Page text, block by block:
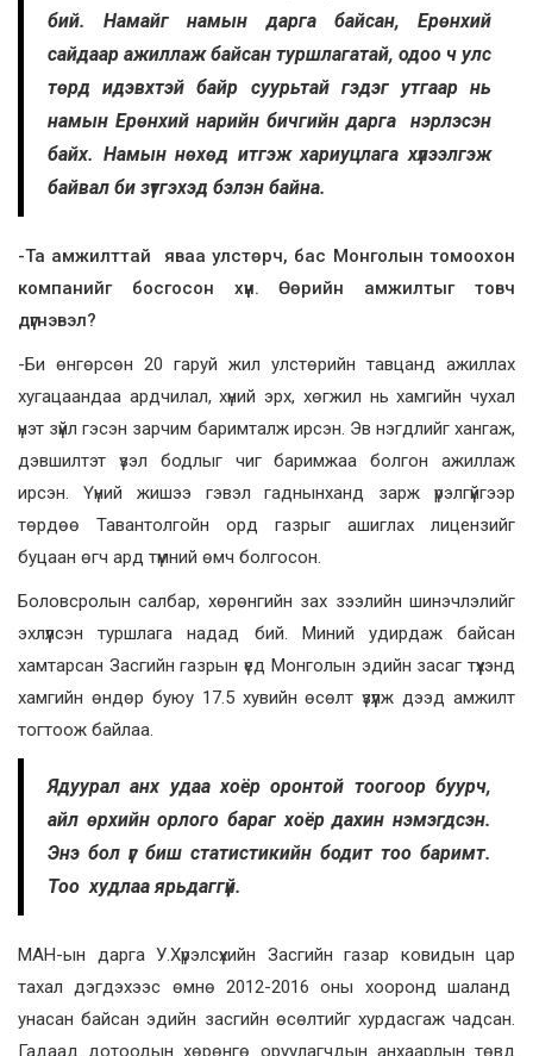
бий. Намайг намын дарга байсан, Ерөнхий
сайдаар ажиллаж байсан туршлагатай, одоо ч улс
төрд идэвхтэй байр суурьтай гэдэг утгаар нь
намын Ерөнхий нарийн бичгийн дарга нэрлэсэн
байх. Намын нөхөд итгэж хариуцлага хүлээлгэж
байвал би зүтгэхэд бэлэн байна.
-Та амжилттай яваа улстөрч, бас Монголын томоохон
компанийг босгосон хүн. Өөрийн амжилтыг товч
дүгнэвэл?
-Би өнгөрсөн 20 гаруй жил улстөрийн тавцанд ажиллах
хугацаандаа ардчилал, хүний эрх, хөгжил нь хамгийн чухал
үнэт зүйл гэсэн зарчим баримталж ирсэн. Эв нэгдлийг хангаж,
дэвшилтэт үзэл бодлыг чиг баримжаа болгон ажиллаж
ирсэн. Үүний жишээ гэвэл гаднынханд зарж үрэлгүйгээр
төрдөө Тавантолгойн орд газрыг ашиглах лицензийг
буцаан өгч ард түмний өмч болгосон.
Боловсролын салбар, хөрөнгийн зах зээлийн шинэчлэлийг
эхлүүлсэн туршлага надад бий. Миний удирдаж байсан
хамтарсан Засгийн газрын үед Монголын эдийн засаг түүхэнд
хамгийн өндөр буюу 17.5 хувийн өсөлт үзүүлж дээд амжилт
тогтоож байлаа.
Ядуурал анх удаа хоёр оронтой тоогоор буурч,
айл өрхийн орлого бараг хоёр дахин нэмэгдсэн.
Энэ бол үг биш статистикийн бодит тоо баримт.
Тоо худлаа ярьдаггүй.
МАН-ын дарга У.Хүрэлсүхийн Засгийн газар ковидын цар
тахал дэгдэхээс өмнө 2012-2016 оны хооронд шаланд
унасан байсан эдийн засгийн өсөлтийг хурдасгаж чадсан.
Гадаад дотоодын хөрөнгө оруулагчдын анхаарлын төвд